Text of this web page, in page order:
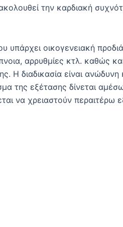
την καρδιακή
υπάρχει οικογενειακή
αρρυθμίες κτλ. καθώς
Η διαδικασία είναι ανώδυνη
της εξέτασης δίνεται
να χρειαστούν περαιτέρω